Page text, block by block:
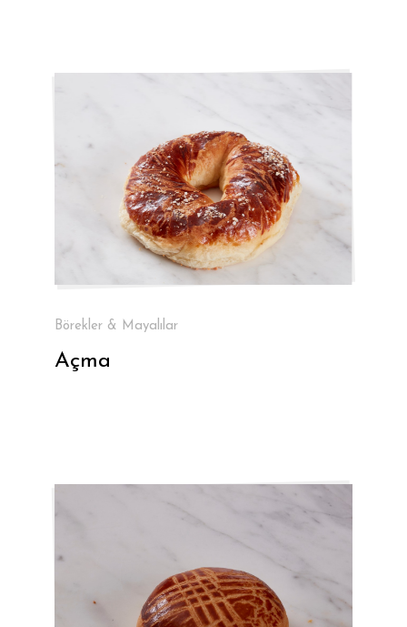
Börekler & Mayalılar
Açma